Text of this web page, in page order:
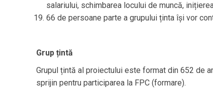
salariului, schimbarea locului de muncă,
66 de persoane parte a grupului ținta își vor
Grup țintă
Grupul țintă al proiectului este format din 652 de
sprijin pentru participarea la FPC (formare).